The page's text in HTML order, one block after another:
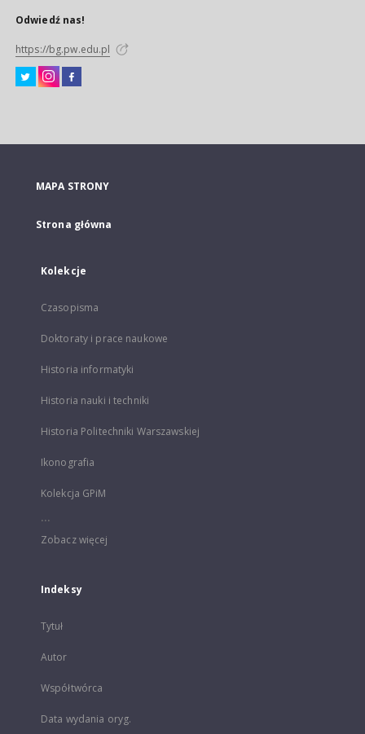
Odwiedź nas!
https://bg.pw.edu.pl
MAPA STRONY
Strona główna
Kolekcje
Czasopisma
Doktoraty i prace naukowe
Historia informatyki
Historia nauki i techniki
Historia Politechniki Warszawskiej
Ikonografia
Kolekcja GPiM
...
Zobacz więcej
Indeksy
Tytuł
Autor
Współtwórca
Data wydania oryg.